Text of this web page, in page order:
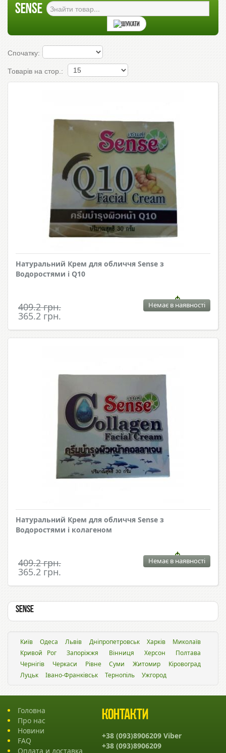
SENSE
Спочатку:
Товарів на стор.:
Натуральний Крем для обличчя Sense з
Водоростями і Q10
409.2 грн.
365.2 грн.
Немає в наявності
Натуральний Крем для обличчя Sense з
Водоростями і колагеном
409.2 грн.
365.2 грн.
Немає в наявності
Sense
Київ Одеса Львiв Дніпропетровськ Харків
Миколаїв
Кривой Рог
Запоріжжя Вінниця Херсон
Полтава
Чернігів
Черкаси Рівне Суми Житомир
Кіровоград
Луцьк
Івано-Франківськ Тернопіль Ужгород
Головна
Про нас
Новини
FAQ
Оплата и доставка
Контакти
+38 (093)8906209 Viber
+38 (093)8906209